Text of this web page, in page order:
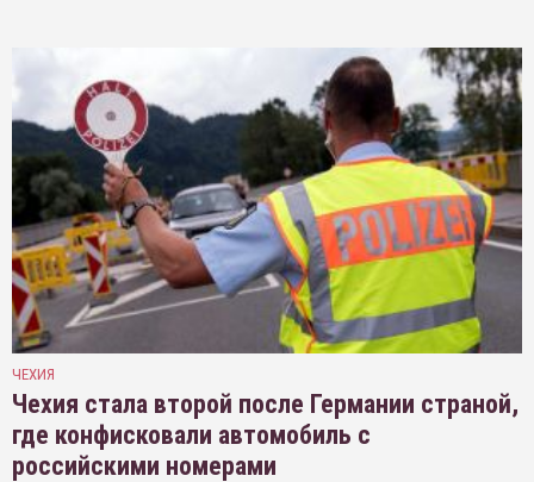
ЧЕХИЯ
Чехия стала второй после Германии страной,
где конфисковали автомобиль с
российскими номерами